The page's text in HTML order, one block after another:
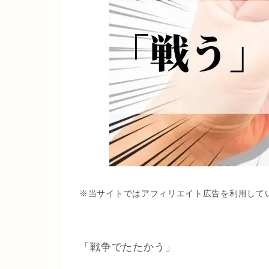
※当サイトではアフィリエイト広告を利用して
「戦争でたたかう」